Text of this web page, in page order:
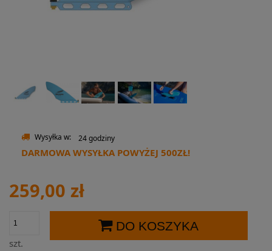
Wysyłka w: 24 godziny
DARMOWA WYSYŁKA POWYŻEJ 500ZŁ!
259,00 zł
szt.
DO KOSZYKA